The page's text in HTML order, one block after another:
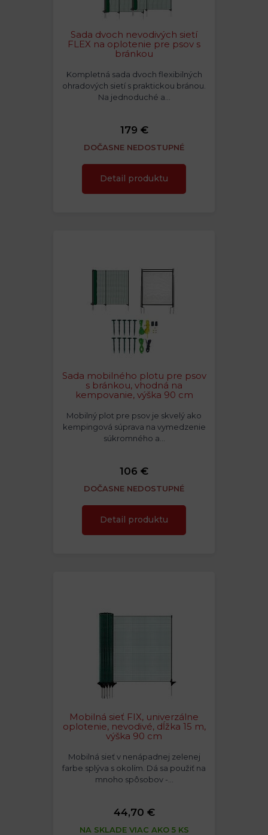
Sada dvoch nevodivých sietí
FLEX na oplotenie pre psov s
bránkou
Kompletná sada dvoch flexibilných
ohradových sietí s praktickou bránou.
Na jednoduché a…
179 €
DOČASNE NEDOSTUPNÉ
Detail produktu
Sada mobilného plotu pre psov
s bránkou, vhodná na
kempovanie, výška 90 cm
Mobilný plot pre psov je skvelý ako
kempingová súprava na vymedzenie
súkromného a…
106 €
DOČASNE NEDOSTUPNÉ
Detail produktu
Mobilná sieť FIX, univerzálne
oplotenie, nevodivé, dĺžka 15 m,
výška 90 cm
Mobilná sieť v nenápadnej zelenej
farbe splýva s okolím. Dá sa použiť na
mnoho spôsobov -…
44,70 €
NA SKLADE VIAC AKO 5 KS